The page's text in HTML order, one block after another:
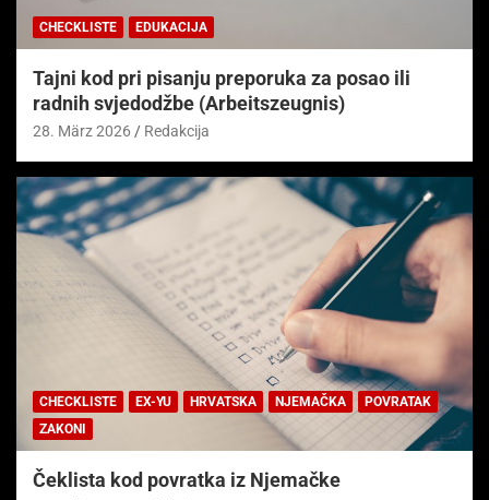
CHECKLISTE EDUKACIJA
Tajni kod pri pisanju preporuka za posao ili
radnih svjedodžbe (Arbeitszeugnis)
28. März 2026 Redakcija
CHECKLISTE EX-YU HRVATSKA NJEMAČKA
POVRATAK
ZAKONI
Čeklista kod povratka iz Njemačke